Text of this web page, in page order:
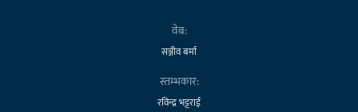
वेब:
सञ्जीव बर्मा
स्तम्भकार:
रविन्द्र भट्टराई